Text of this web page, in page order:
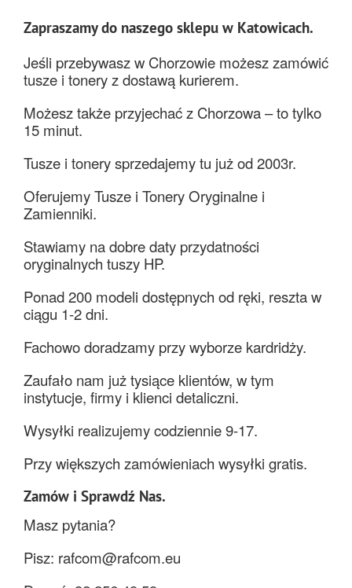
Zapraszamy do naszego sklepu w Katowicach.
Jeśli przebywasz w Chorzowie możesz zamówić
tusze i tonery z dostawą kurierem.
Możesz także przyjechać z Chorzowa – to tylko
15 minut.
Tusze i tonery sprzedajemy tu już od 2003r.
Oferujemy Tusze i Tonery Oryginalne i
Zamienniki.
Stawiamy na dobre daty przydatności
oryginalnych tuszy HP.
Ponad 200 modeli dostępnych od ręki, reszta w
ciągu 1-2 dni.
Fachowo doradzamy przy wyborze kardridży.
Zaufało nam już tysiące klientów, w tym
instytucje, firmy i klienci detaliczni.
Wysyłki realizujemy codziennie 9-17.
Przy większych zamówieniach wysyłki gratis.
Zamów i Sprawdź Nas.
Masz pytania?
Pisz: rafcom@rafcom.eu